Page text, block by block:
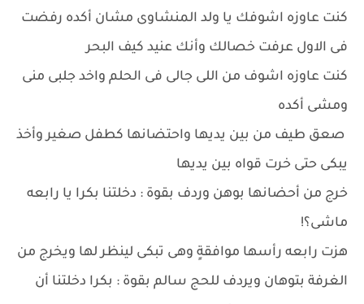
كنت عاوزه اشوفك يا ولد المنشاوى مشان أكده رفضت
فى الاول عرفت خصالك وأنك عنيد كيف البحر
كنت عاوزه اشوف من اللى جالى فى الحلم واخد جلبى منى
ومشى أكده
صعق طيف من بين يديها واحتضانها كطفل صغير وأخذ
يبكى حتى خرت قواه بين يديها
خرج من أحضانها بوهن وردف بقوة : دخلتنا بكرا يا رابعه
ماشى؟!
هزت رابعه رأسها موافقةٍ وهى تبكى لينظر لها ويخرج من
الغرفة بتوهان ويردف للحج سالم بقوة : بكرا دخلتنا أن